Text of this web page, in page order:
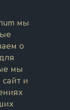
мы
о
мы
и